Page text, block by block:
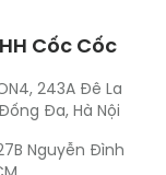
gấp gọn chỉ với
thuận tiện
đựng tiện lợi,
chuyển. Ngoài
dàng ra vào mà
Cốc Cốc
243A Đê La
Đa, Hà Nội
Nguyễn Đình